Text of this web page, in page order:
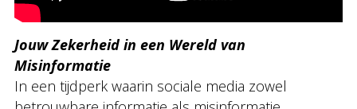
Jouw Zekerheid in een Wereld van
Misinformatie
In een tijdperk waarin sociale media zowel